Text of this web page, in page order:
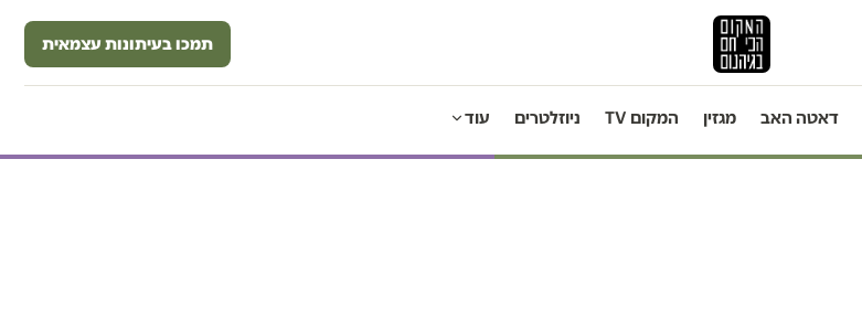
תמכו בעיתונות עצמאית
דאטה האב מגזין המקום TV ניוזלטרים עוד